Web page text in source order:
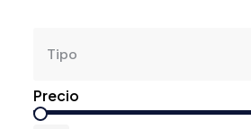
Tipo
Precio